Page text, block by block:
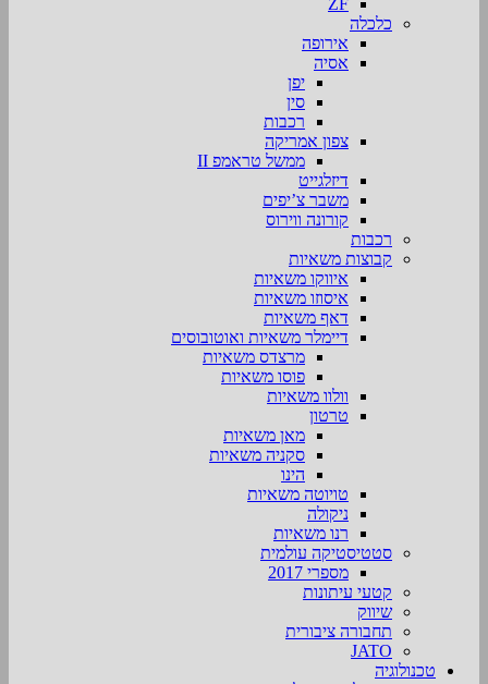
כלכלה
אירופה
אסיה
יפן
סין
רכבות
צפון אמריקה
ממשל טראמפ II
דיזלגייט
משבר צ’יפים
קורונה ווירוס
רכבות
קבוצות משאיות
איווקו משאיות
איסוזו משאיות
דאף משאיות
דיימלר משאיות ואוטובוסים
מרצדס משאיות
פוסו משאיות
וולוו משאיות
טרטון
מאן משאיות
סקניה משאיות
הינו
טויוטה משאיות
ניקולה
רנו משאיות
סטטיסטיקה עולמית
מספרי 2017
קטעי עיתונות
שיווק
תחבורה ציבורית
JATO
טכנולוגיה